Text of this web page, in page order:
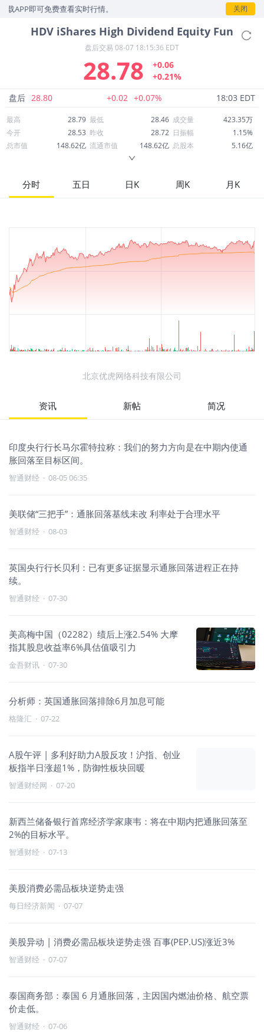
即可免费查看实时行情。 关闭
HDV iShares High Dividend Equity Fun
盘后交易 08-07 18:15:36 EDT
28.78
+0.06
+0.21%
盘后 28.80 +0.02 +0.07% 18:03 EDT
最高 28.79 最低 28.46 成交量
423.35万
今开
28.53 昨收 28.72 日振幅
1.15%
总市值
148.62亿 流通市值 148.62亿 总股本
5.16亿
52周最高
29.61 市盈率
股息
分时 五日 日K 周K 月K
北京优虎网络科技有限公司
资讯 新帖 简况
印度央行行长马尔霍特拉称：我们的努力方向是在中期内使通
胀回落至目标区间。
智通财经 · 08-05 06:35
美联储“三把手”：通胀回落基线未改 利率处于合理水平
智通财经 · 08-03
英国央行行长贝利：已有更多证据显示通胀回落进程正在持
续。
智通财经 · 07-30
美高梅中国（02282）绩后上涨2.54% 大摩
指其股息收益率6%具估值吸引力
金吾财讯 · 07-30
分析师：英国通胀回落排除6月加息可能
格隆汇 · 07-22
A股午评 | 多利好助力A股反攻！沪指、创业
板指半日涨超1%，防御性板块回暖
智通财经网 · 07-20
新西兰储备银行首席经济学家康韦：将在中期内把通胀回落至
2%的目标水平。
智通财经 · 07-13
美股消费必需品板块逆势走强
每日经济新闻 · 07-07
美股异动 | 消费必需品板块逆势走强 百事(PEP.US)涨近3%
智通财经 · 07-07
泰国商务部：泰国 6 月通胀回落，主因国内燃油价格、航空票
价走低。
智通财经 · 07-06